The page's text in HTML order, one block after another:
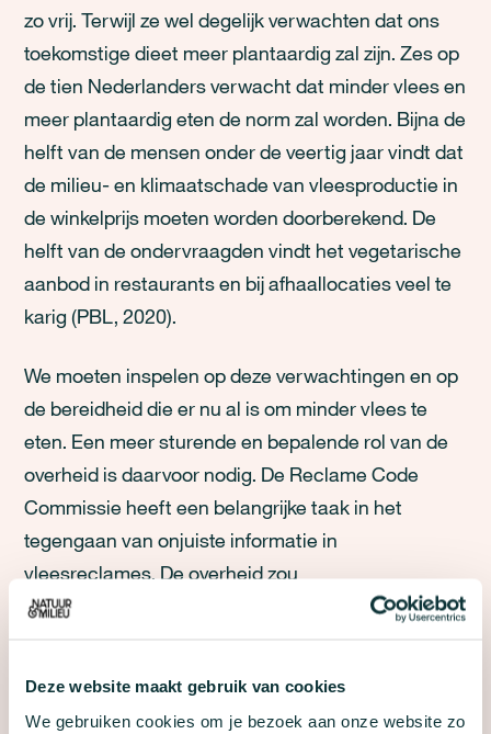
Deze website maakt gebruik van cookies
We gebruiken cookies om je bezoek aan onze website zo
zo vrij. Terwijl ze wel degelijk verwachten dat ons
toekomstige dieet meer plantaardig zal zijn. Zes op
de tien Nederlanders verwacht dat minder vlees en
meer plantaardig eten de norm zal worden. Bijna de
helft van de mensen onder de veertig jaar vindt dat
de milieu- en klimaatschade van vleesproductie in
de winkelprijs moeten worden doorberekend. De
helft van de ondervraagden vindt het vegetarische
aanbod in restaurants en bij afhaallocaties veel te
karig (PBL, 2020).
We moeten inspelen op deze verwachtingen en op
de bereidheid die er nu al is om minder vlees te
eten. Een meer sturende en bepalende rol van de
overheid is daarvoor nodig. De Reclame Code
Commissie heeft een belangrijke taak in het
tegengaan van onjuiste informatie in
vleesreclames. De overheid zou
voedselaanbieders meer moeten stimuleren